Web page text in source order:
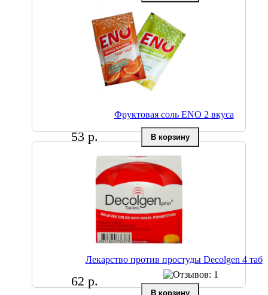
Фруктовая соль ENO 2 вкуса
53 р.
Лекарство против простуды Decolgen 4 таб
62 р.